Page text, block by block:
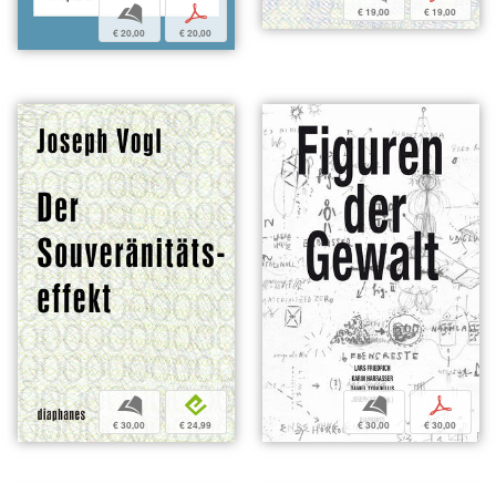
b
€ 20,00
p
€ 20,00
€ 19,00 € 19,00
b
€ 30,00
e
€ 24,99
b
€ 30,00
p
€ 30,00